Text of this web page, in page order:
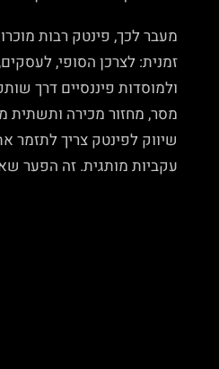
מעבר לכך, פינטק רבות
זמנית: לצרכן הסופי,
ולמוסדות פיננסיים דרך
מסר, מחזור מכירה ותשתית
שיווק לפינטק צריך לתזמר
עקביות מותגית. זה הפער